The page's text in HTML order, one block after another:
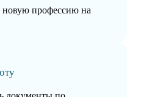
новую профессию на